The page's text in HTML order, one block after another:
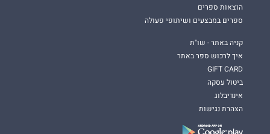
הוצאות ספרים
ספרים במבצעים ושיתופי פעולה
קניה באתר - שו"ת
איך לרכוש ספר באתר
GIFT CARD
ביטול עסקה
אינדיבלוג
הצהרת נגישות